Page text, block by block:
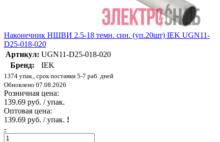
Наконечник НШВИ 2.5-18 темн. син. (уп.20шт) IEK UGN11-
D25-018-020
Артикул: UGN11-D25-018-020
Бренд:
IEK
1374 упак., срок поставки 5-7 раб. дней
Обновлено 07.08.2026
Розничная цена:
139.69 руб. / упак.
Оптовая цена:
139.69 руб. / упак. !
-